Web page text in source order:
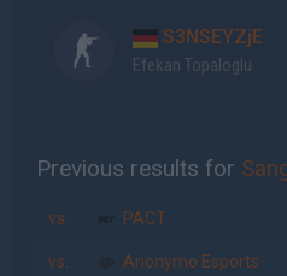
S3NSEYZjE
Efekan Topaloglu
Previous results for
vs. PACT
vs. Anonymo Esports